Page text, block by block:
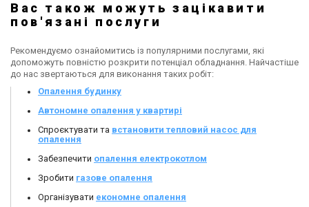
Вас також можуть зацікавити
пов'язані послуги
Рекомендуємо ознайомитись із популярними послугами, які
допоможуть повністю розкрити потенціал обладнання. Найчастіше
до нас звертаються для виконання таких робіт:
Опалення будинку
Автономне опалення у квартирі
Спроєктувати та встановити тепловий насос для
опалення
Забезпечити опалення електрокотлом
Зробити газове опалення
Організувати економне опалення